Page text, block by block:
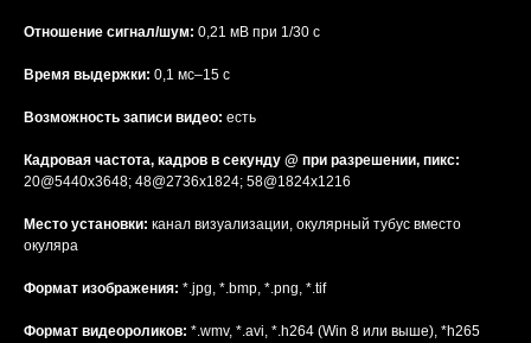
Отношение сигнал/шум: 0,21 мВ при 1/30 с
Время выдержки: 0,1 мс–15 с
Возможность записи видео: есть
Кадровая частота, кадров в секунду @ при разрешении, пикс:
20@5440x3648; 48@2736x1824; 58@1824x1216
Место установки: канал визуализации, окулярный тубус вместо
окуляра
Формат изображения: *.jpg, *.bmp, *.png, *.tif
Формат видеороликов: *.wmv, *.avi, *.h264 (Win 8 или выше), *h265